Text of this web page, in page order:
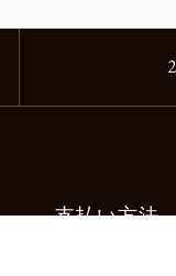
支払い方法